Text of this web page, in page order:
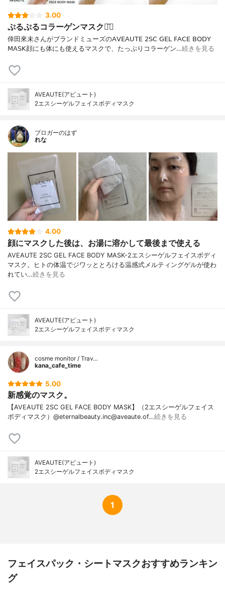
3.00
ぷるぷるコラーゲンマスク◡̈⃝
倖田來未さんがブランドミューズの 𝖠𝖵𝖤𝖠𝖴𝖳𝖤 𝟤𝖲𝖢 𝖦𝖤𝖫 𝖥𝖠𝖢𝖤 𝖡𝖮𝖣𝖸
𝖬𝖠𝖲𝖪 顔にも体にも使えるマスクで、 たっぷりコラーゲン…続きを見る
AVEAUTE(アビュート)
2エスシーゲルフェイスボディマスク
ブロガーのはず
れな
4.00
顔にマスクした後は、お湯に溶かして最後まで使える
AVEAUTE 2SC GEL FACE BODY MASK-2エスシーゲルフェイスボディ
マスク。ヒトの体温でジワッととろける温感式メルティングゲルが使わ
れてい…続きを見る
AVEAUTE(アビュート)
2エスシーゲルフェイスボディマスク
cosme monitor / Trav…
kana_cafe_time
5.00
新感覚のマスク。
【AVEAUTE 2SC GEL FACE BODY MASK】（2エスシーゲルフェイス
ボディマスク）@eternalbeauty.inc@aveaute.of…続きを見る
AVEAUTE(アビュート)
2エスシーゲルフェイスボディマスク
1
フェイスパック・シートマスクおすすめランキン
グ